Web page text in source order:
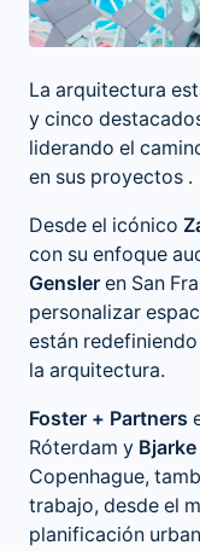
La arquitectura
y cinco
liderando el
en sus proyectos .
Desde el icónico
con su enfoque
Gensler en San
personalizar
están
la arquitectura.
Foster + Partners
Róterdam y
Copenhague,
trabajo, desde el
planificación